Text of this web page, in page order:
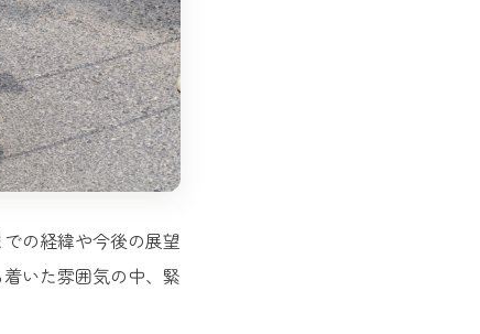
の経緯や今後の展望
いた雰囲気の中、緊